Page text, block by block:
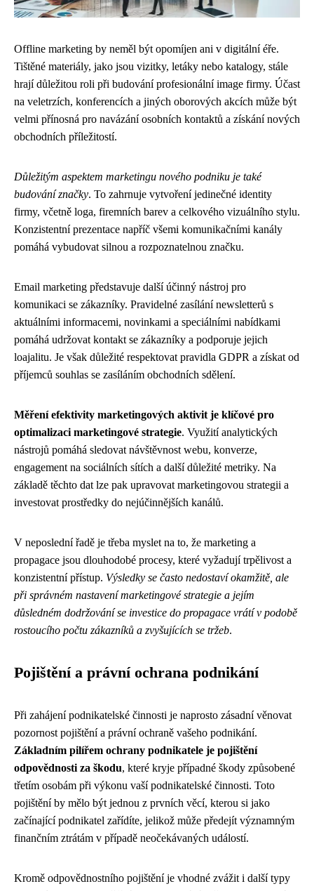
Offline marketing by neměl být opomíjen ani v digitální éře.
Tištěné materiály, jako jsou vizitky, letáky nebo katalogy, stále
hrají důležitou roli při budování profesionální image firmy. Účast
na veletrzích, konferencích a jiných oborových akcích může být
velmi přínosná pro navázání osobních kontaktů a získání nových
obchodních příležitostí.
Důležitým aspektem marketingu nového podniku je také
budování značky. To zahrnuje vytvoření jedinečné identity
firmy, včetně loga, firemních barev a celkového vizuálního stylu.
Konzistentní prezentace napříč všemi komunikačními kanály
pomáhá vybudovat silnou a rozpoznatelnou značku.
Email marketing představuje další účinný nástroj pro
komunikaci se zákazníky. Pravidelné zasílání newsletterů s
aktuálními informacemi, novinkami a speciálními nabídkami
pomáhá udržovat kontakt se zákazníky a podporuje jejich
loajalitu. Je však důležité respektovat pravidla GDPR a získat od
příjemců souhlas se zasíláním obchodních sdělení.
Měření efektivity marketingových aktivit je klíčové pro
optimalizaci marketingové strategie. Využití analytických
nástrojů pomáhá sledovat návštěvnost webu, konverze,
engagement na sociálních sítích a další důležité metriky. Na
základě těchto dat lze pak upravovat marketingovou strategii a
investovat prostředky do nejúčinnějších kanálů.
V neposlední řadě je třeba myslet na to, že marketing a
propagace jsou dlouhodobé procesy, které vyžadují trpělivost a
konzistentní přístup. Výsledky se často nedostaví okamžitě, ale
při správném nastavení marketingové strategie a jejím
důsledném dodržování se investice do propagace vrátí v podobě
rostoucího počtu zákazníků a zvyšujících se tržeb.
Pojištění a právní ochrana podnikání
Při zahájení podnikatelské činnosti je naprosto zásadní věnovat
pozornost pojištění a právní ochraně vašeho podnikání.
Základním pilířem ochrany podnikatele je pojištění
odpovědnosti za škodu, které kryje případné škody způsobené
třetím osobám při výkonu vaší podnikatelské činnosti. Toto
pojištění by mělo být jednou z prvních věcí, kterou si jako
začínající podnikatel zařídíte, jelikož může předejít významným
finančním ztrátám v případě neočekávaných událostí.
Kromě odpovědnostního pojištění je vhodné zvážit i další typy